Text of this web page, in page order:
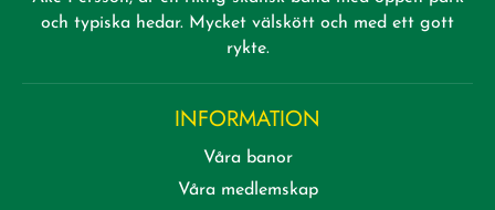
och typiska hedar. Mycket välskött och med ett gott
rykte.
INFORMATION
Våra banor
Våra medlemskap